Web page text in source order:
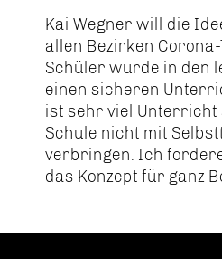
Kai Wegner will die
allen Bezirken
Schüler wurde in den
einen sicheren
ist sehr viel Unterricht
Schule nicht mit
verbringen. Ich
das Konzept für ganz